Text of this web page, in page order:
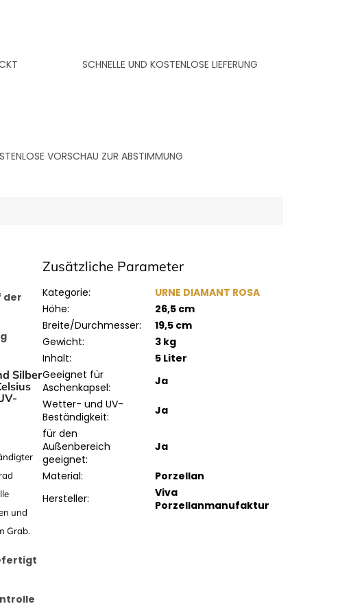
SCHNELLE UND KOSTENLOSE LIEFERUNG
VORSCHAU ZUR ABSTIMMUNG
der
Silber
und
Grab.
Zusätzliche Parameter
Kategorie:
URNE DIAMANT ROSA
Höhe:
26,5 cm
Breite/Durchmesser:
19,5 cm
Gewicht:
3 kg
Inhalt:
5 Liter
Geeignet für
Aschenkapsel:
Ja
Wetter- und UV-
Beständigkeit:
Ja
für den
Außenbereich
geeignet:
Ja
Material:
Porzellan
Hersteller:
Viva
Porzellanmanufaktur